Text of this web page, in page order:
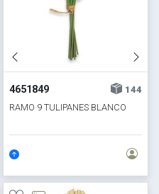
4651849
144
RAMO 9 TULIPANES BLANCO